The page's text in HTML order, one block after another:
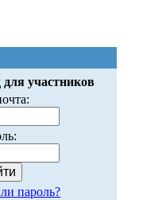
для участников
пароль?